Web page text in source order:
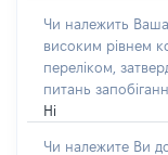
Чи належить
високим рівнем
переліком,
питань
Ні
Чи належите Ви до